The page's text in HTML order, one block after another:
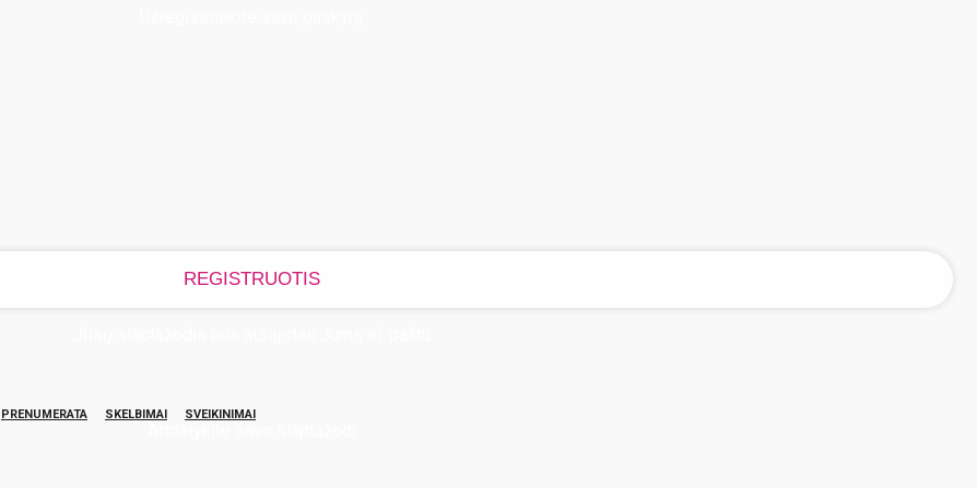
PRENUMERATA SKELBIMAI SVEIKINIMAI